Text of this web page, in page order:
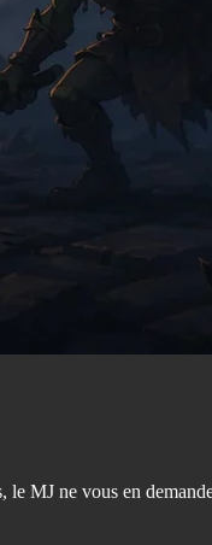
MJ ne vous en